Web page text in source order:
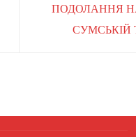
ПОДОЛАННЯ
СУМСЬКІЙ